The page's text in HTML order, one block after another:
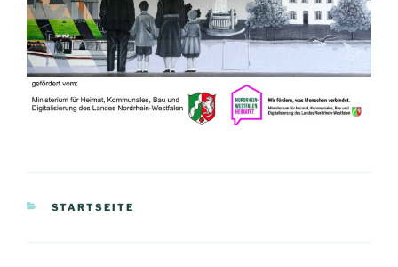
KATEGORIEN
STARTSEITE